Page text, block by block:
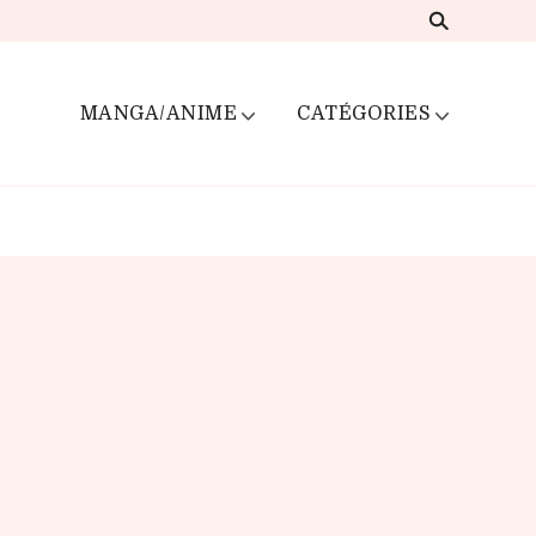
MANGA/ANIME CATÉGORIES